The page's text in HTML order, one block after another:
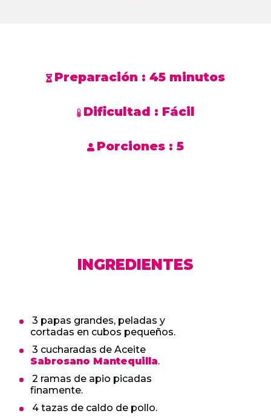
Preparación : 45 minutos
Dificultad : Fácil
Porciones : 5
INGREDIENTES
3 papas grandes, peladas y
cortadas en cubos pequeños.
3 cucharadas de Aceite
Sabrosano Mantequilla.
2 ramas de apio picadas
finamente.
4 tazas de caldo de pollo.